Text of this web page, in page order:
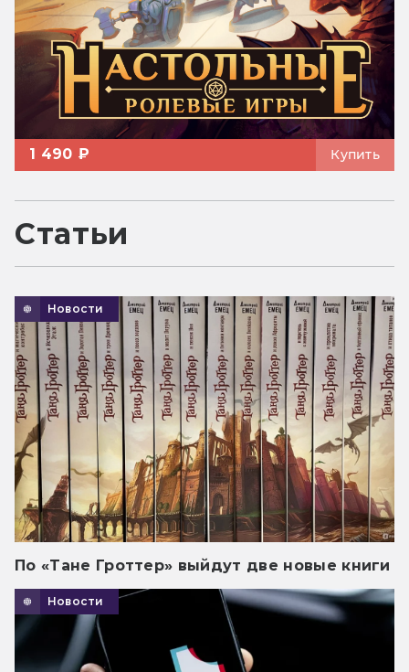
1 490 ₽ Купить
Статьи
Новости
По «Тане Гроттер» выйдут две новые книги
Новости